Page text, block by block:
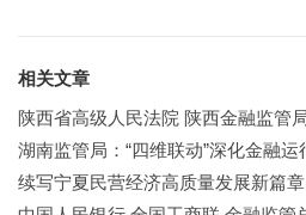
相关文章
续写宁夏民营经济高质量发展新篇章